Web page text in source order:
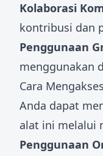
Kolaborasi
kontribusi dan
Penggunaan
menggunakan
Cara
Anda dapat
alat ini melalui
Penggunaan